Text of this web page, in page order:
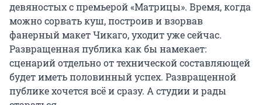
девяностых с премьерой «Матрицы». Время, когда
можно сорвать куш, построив и взорвав
фанерный макет Чикаго, уходит уже сейчас.
Развращенная публика как бы намекает:
сценарий отдельно от технической составляющей
будет иметь половинный успех. Развращенной
публике хочется всё и сразу. А студии и рады